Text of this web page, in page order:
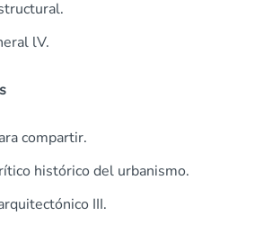
lV.
compartir.
histórico del urbanismo.
III.